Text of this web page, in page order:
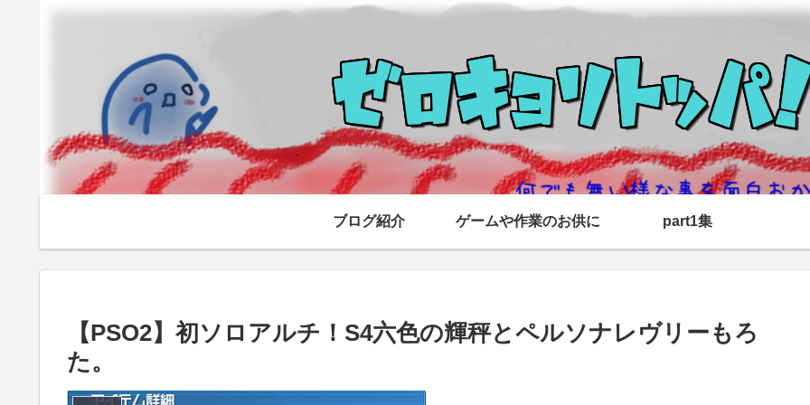
ブログ紹介 ゲームや作業のお供に part1集
【PSO2】初ソロアルチ！S4六色の輝秤とペルソナレヴリーもろ
た。